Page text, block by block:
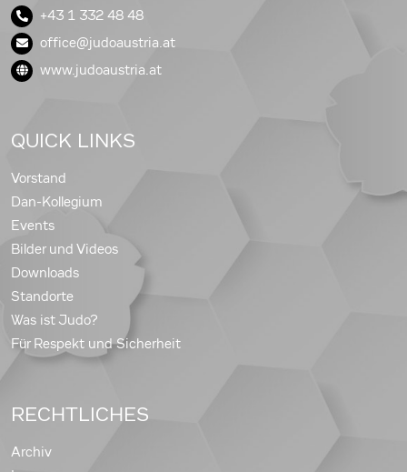
+43 1 332 48 48
office@judoaustria.at
www.judoaustria.at
QUICK LINKS
Vorstand
Dan-Kollegium
Events
Bilder und Videos
Downloads
Standorte
Was ist Judo?
Für Respekt und Sicherheit
RECHTLICHES
Archiv